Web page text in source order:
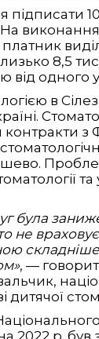
підписати
8,5
від одного
в
контракти
була
не
складніше,
, —
дитячої